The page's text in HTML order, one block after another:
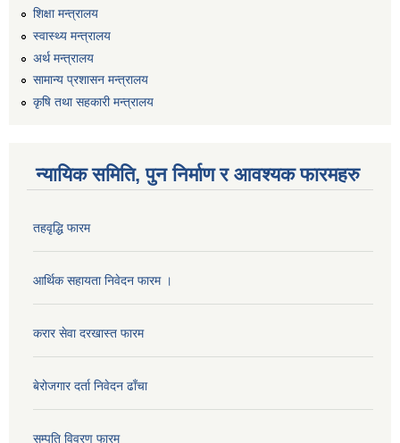
शिक्षा मन्त्रालय
स्वास्थ्य मन्त्रालय
अर्थ मन्त्रालय
सामान्य प्रशासन मन्त्रालय
कृषि तथा सहकारी मन्त्रालय
न्यायिक समिति, पुन निर्माण र आवश्यक फारमहरु
तहवृद्धि फारम
आर्थिक सहायता निवेदन फारम ।
करार सेवा दरखास्त फारम
बेरोजगार दर्ता निवेदन ढाँचा
सम्पति विवरण फारम